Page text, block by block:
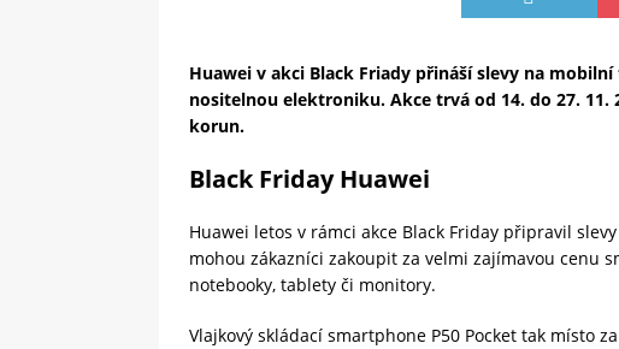
Huawei v akci Black Friady přináší slevy na
nositelnou elektroniku. Akce trvá od 14. do 27.
korun.
Black Friday Huawei
Huawei letos v rámci akce Black Friday připravil
mohou zákazníci zakoupit za velmi zajímavou cenu
notebooky, tablety či monitory.
Vlajkový skládací smartphone P50 Pocket tak místo